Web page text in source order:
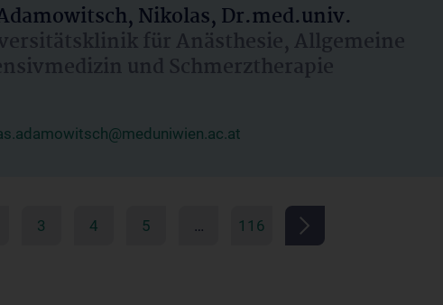
Nikolas, Dr.med.univ.
für Anästhesie, Allgemeine
und Schmerztherapie
3 4 5 … 116